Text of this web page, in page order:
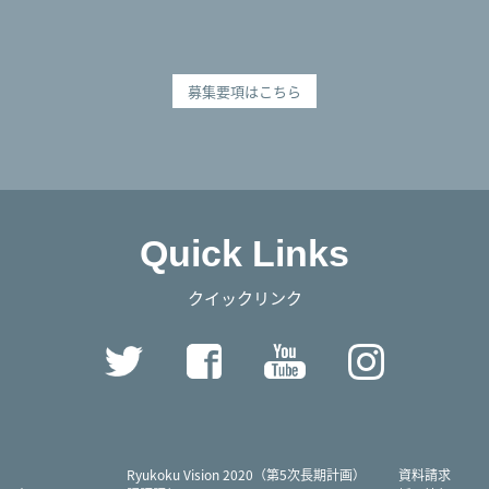
募集要項はこちら
Quick Links
クイックリンク
Twitter FacebookYouTube
Ryukoku Vision 2020（第5次長期計画）
資料請求